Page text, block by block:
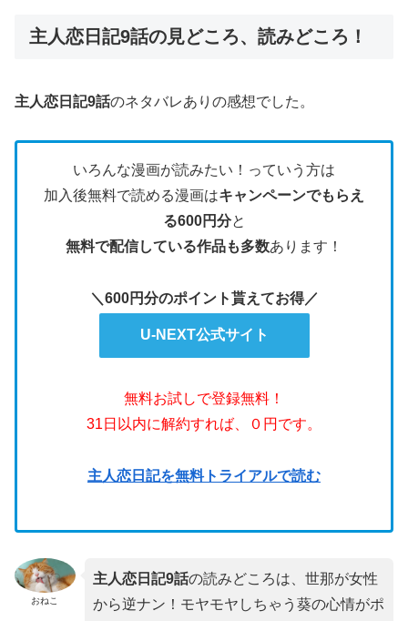
主人恋日記9話の見どころ、読みどころ！
主人恋日記9話のネタバレありの感想でした。
いろんな漫画が読みたい！っていう方は
加入後無料で読める漫画はキャンペーンでもらえ
る600円分と
無料で配信している作品も多数あります！
＼600円分のポイント貰えてお得／
U-NEXT公式サイト
無料お試しで登録無料！
31日以内に解約すれば、０円です。
主人恋日記を無料トライアルで読む
おねこ
主人恋日記9話の読みどころは、世那が女性
から逆ナン！モヤモヤしちゃう葵の心情がポ